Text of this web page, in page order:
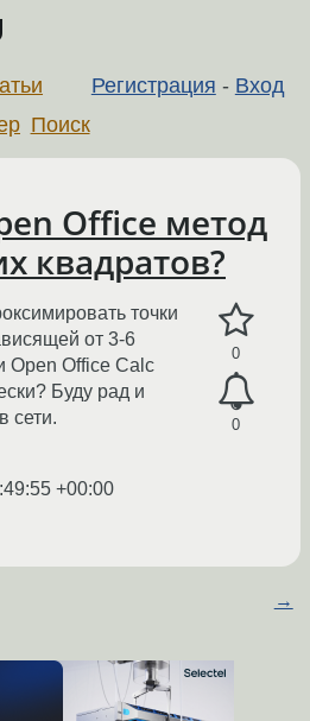
Регистрация - Вход
Поиск
Office метод
квадратов?
0
0
точки
от 3-6
Open Office Calc
Буду рад и
сети.
+00:00
→